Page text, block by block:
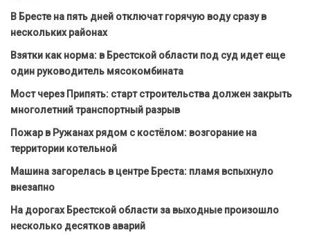
В Бресте на пять дней отключат горячую воду сразу в
нескольких районах
Взятки как норма: в Брестской области под суд идет еще
один руководитель мясокомбината
Мост через Припять: старт строительства должен закрыть
многолетний транспортный разрыв
Пожар в Ружанах рядом с костёлом: возгорание на
территории котельной
Машина загорелась в центре Бреста: пламя вспыхнуло
внезапно
На дорогах Брестской области за выходные произошло
несколько десятков аварий